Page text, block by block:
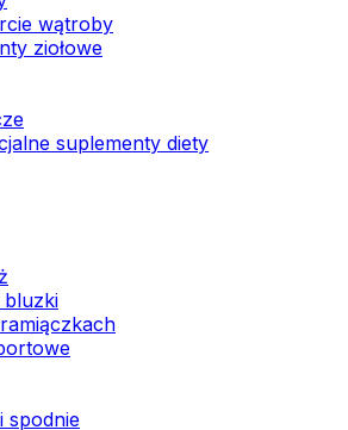
wątroby
ziołowe
suplementy diety
bluzki
spodnie